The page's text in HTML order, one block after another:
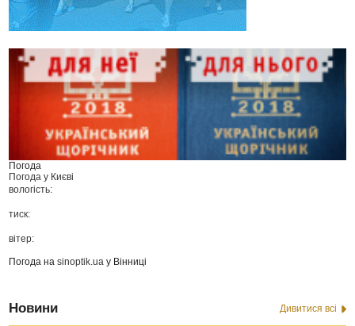
Погода
Погода у Києві
вологість:
тиск:
вітер:
Погода наsinoptik.ua у Вінниці
Новини Дивитися всі